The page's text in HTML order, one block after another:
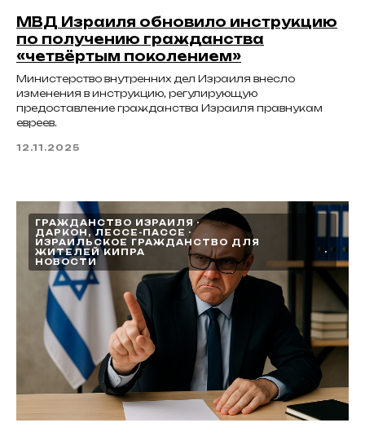
МВД Израиля обновило инструкцию
по получению гражданства
«четвёртым поколением»
Министерство внутренних дел Израиля внесло
изменения в инструкцию, регулирующую
предоставление гражданства Израиля правнукам
евреев.
12.11.2025
ГРАЖДАНСТВО ИЗРАИЛЯ
ДАРКОН, ЛЕССЕ-ПАССЕ
ИЗРАИЛЬСКОЕ ГРАЖДАНСТВО ДЛЯ
ЖИТЕЛЕЙ КИПРА
НОВОСТИ